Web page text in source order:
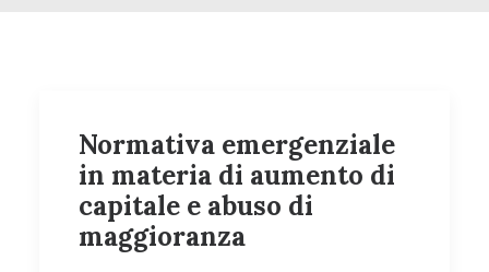
Normativa emergenziale
in materia di aumento di
capitale e abuso di
maggioranza